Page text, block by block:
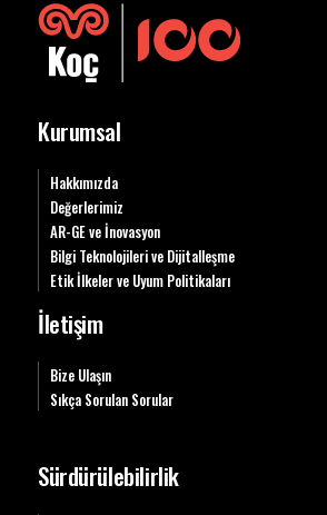
Kurumsal
Hakkımızda
Değerlerimiz
AR-GE ve İnovasyon
Bilgi Teknolojileri ve Dijitalleşme
Etik İlkeler ve Uyum Politikaları
İletişim
Bize Ulaşın
Sıkça Sorulan Sorular
Sürdürülebilirlik